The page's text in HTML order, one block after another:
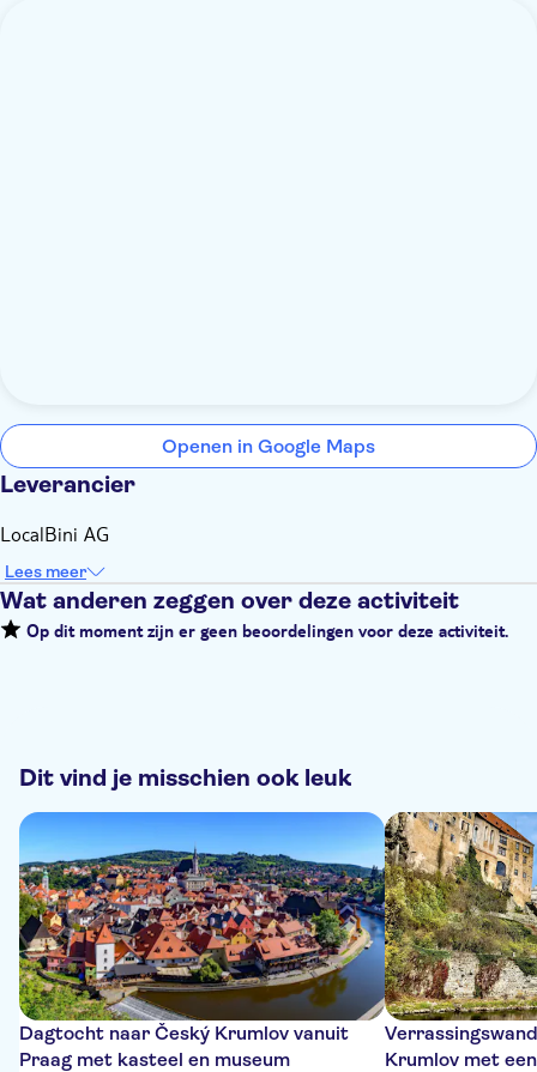
Openen in Google Maps
Leverancier
LocalBini AG
Lees meer
Wat anderen zeggen over deze activiteit
Op dit moment zijn er geen beoordelingen voor deze activiteit.
Dit vind je misschien ook leuk
Dagtocht naar Český Krumlov vanuit
Praag met kasteel en museum
Krumlov met